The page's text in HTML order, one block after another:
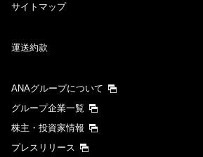
サイトマップ
運送約款
ANAグループについて
グループ企業一覧
株主・投資家情報
プレスリリース